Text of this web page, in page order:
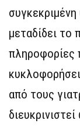
μεταδίδει το
πληροφορίες
από τους